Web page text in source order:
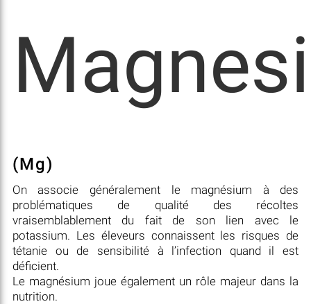
(Mg)
On associe généralement le magnésium à des
problématiques de qualité des récoltes
vraisemblablement du fait de son lien avec le
potassium. Les éleveurs connaissent les risques de
tétanie ou de sensibilité à l’infection quand il est
déficient.
Le magnésium joue également un rôle majeur dans la
nutrition.